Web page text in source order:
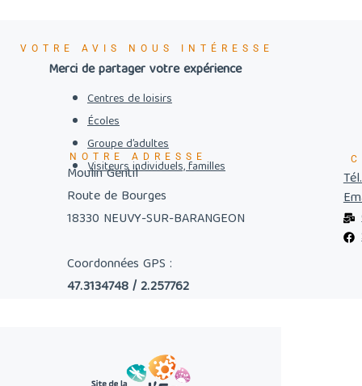
VOTRE AVIS NOUS INTÉRESSE
Merci de partager votre expérience
Centres de loisirs
Écoles
Groupe d’adultes
Visiteurs individuels, familles
NOTRE ADRESSE
Moulin Gentil
Route de Bourges
18330 NEUVY-SUR-BARANGEON
Coordonnées GPS :
47.3134748 / 2.257762